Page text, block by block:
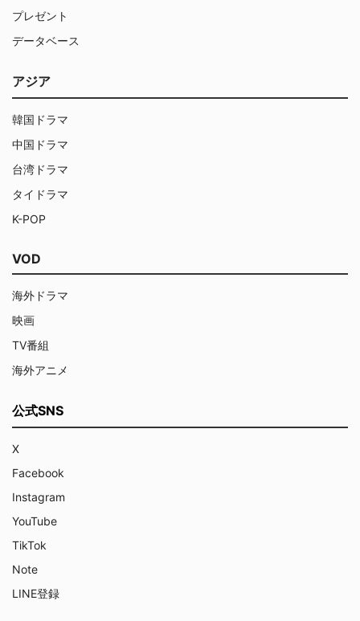
プレゼント
データベース
アジア
韓国ドラマ
中国ドラマ
台湾ドラマ
タイドラマ
K-POP
VOD
海外ドラマ
映画
TV番組
海外アニメ
公式SNS
X
Facebook
Instagram
YouTube
TikTok
Note
LINE登録